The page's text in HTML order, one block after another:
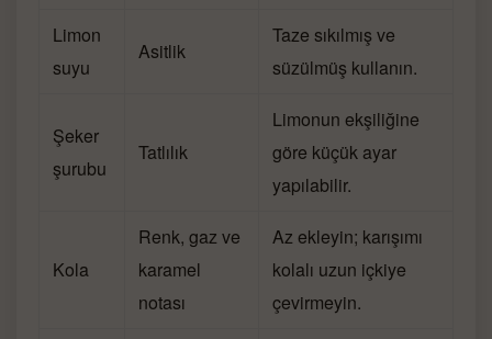
Limon
suyu
Asitlik
Taze sıkılmış ve
süzülmüş kullanın.
Şeker
şurubu
Tatlılık
Limonun ekşiliğine
göre küçük ayar
yapılabilir.
Kola
Renk, gaz ve
karamel
notası
Az ekleyin; karışımı
kolalı uzun içkiye
çevirmeyin.